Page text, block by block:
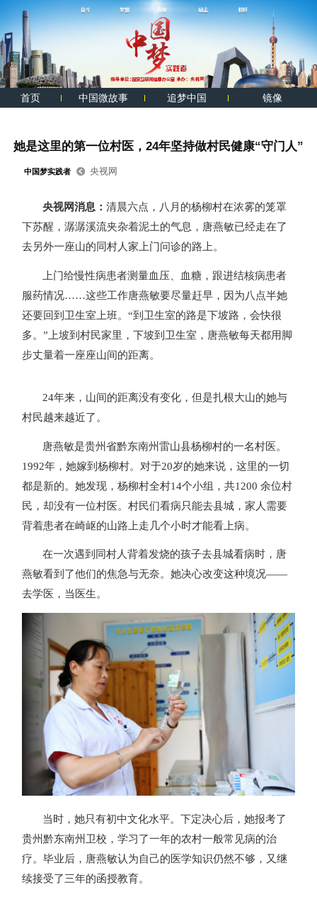
首页 中国微故事 追梦中国 镜像
她是这里的第一位村医，24年坚持做村民健康“守门人”
中国梦实践者 央视网
央视网消息：清晨六点，八月的杨柳村在浓雾的笼罩
下苏醒，潺潺溪流夹杂着泥土的气息，唐燕敏已经走在了
去另外一座山的同村人家上门问诊的路上。
上门给慢性病患者测量血压、血糖，跟进结核病患者
服药情况……这些工作唐燕敏要尽量赶早，因为八点半她
还要回到卫生室上班。“到卫生室的路是下坡路，会快很
多。”上坡到村民家里，下坡到卫生室，唐燕敏每天都用脚
步丈量着一座座山间的距离。
24年来，山间的距离没有变化，但是扎根大山的她与
村民越来越近了。
唐燕敏是贵州省黔东南州雷山县杨柳村的一名村医。
1992年，她嫁到杨柳村。对于20岁的她来说，这里的一切
都是新的。她发现，杨柳村全村14个小组，共1200 余位村
民，却没有一位村医。村民们看病只能去县城，家人需要
背着患者在崎岖的山路上走几个小时才能看上病。
在一次遇到同村人背着发烧的孩子去县城看病时，唐
燕敏看到了他们的焦急与无奈。她决心改变这种境况——
去学医，当医生。
当时，她只有初中文化水平。下定决心后，她报考了
贵州黔东南州卫校，学习了一年的农村一般常见病的治
疗。毕业后，唐燕敏认为自己的医学知识仍然不够，又继
续接受了三年的函授教育。